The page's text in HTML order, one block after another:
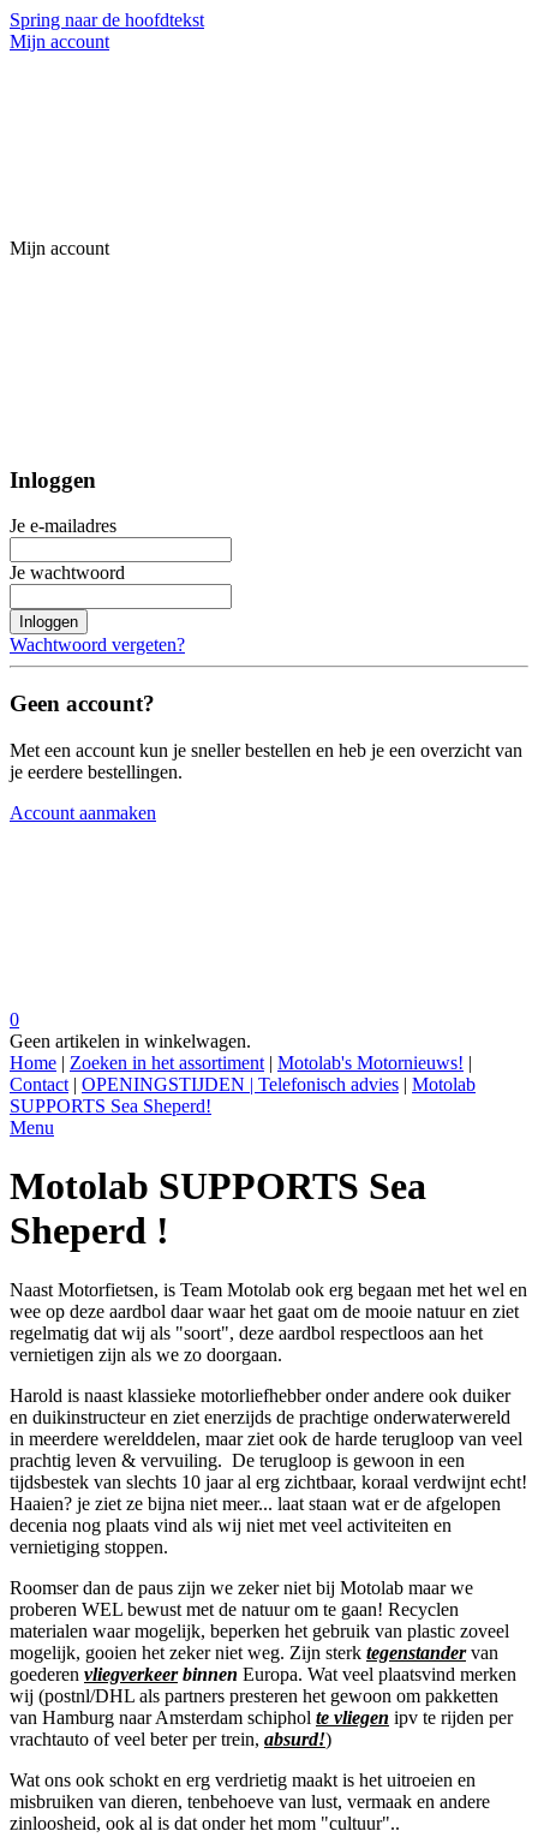
Spring naar de hoofdtekst
Mijn account
Mijn account
Inloggen
Je e-mailadres
Je wachtwoord
Inloggen
Wachtwoord vergeten?
Geen account?
Met een account kun je sneller bestellen en heb je een overzicht van
je eerdere bestellingen.
Account aanmaken
0
Geen artikelen in winkelwagen.
Home | Zoeken in het assortiment | Motolab's Motornieuws! |
Contact | OPENINGSTIJDEN | Telefonisch advies | Motolab
SUPPORTS Sea Sheperd!
Menu
Motolab SUPPORTS Sea
Sheperd !
Naast Motorfietsen, is Team Motolab ook erg begaan met het wel en
wee op deze aardbol daar waar het gaat om de mooie natuur en ziet
regelmatig dat wij als "soort", deze aardbol respectloos aan het
vernietigen zijn als we zo doorgaan.
Harold is naast klassieke motorliefhebber onder andere ook duiker
en duikinstructeur en ziet enerzijds de prachtige onderwaterwereld
in meerdere werelddelen, maar ziet ook de harde terugloop van veel
prachtig leven & vervuiling. De terugloop is gewoon in een
tijdsbestek van slechts 10 jaar al erg zichtbaar, koraal verdwijnt echt!
Haaien? je ziet ze bijna niet meer... laat staan wat er de afgelopen
decenia nog plaats vind als wij niet met veel activiteiten en
vernietiging stoppen.
Roomser dan de paus zijn we zeker niet bij Motolab maar we
proberen WEL bewust met de natuur om te gaan! Recyclen
materialen waar mogelijk, beperken het gebruik van plastic zoveel
mogelijk, gooien het zeker niet weg. Zijn sterk tegenstandervan
goederen vliegverkeer binnen Europa. Wat veel plaatsvind merken
wij (postnl/DHL als partners presteren het gewoon om pakketten
van Hamburg naar Amsterdam schiphol te vliegen ipv te rijden per
vrachtauto of veel beter per trein, absurd!)
Wat ons ook schokt en erg verdrietig maakt is het uitroeien en
misbruiken van dieren, tenbehoeve van lust, vermaak en andere
zinloosheid, ook al is dat onder het mom "cultuur"..